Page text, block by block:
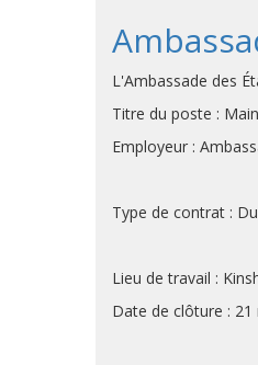
L'Ambassade des
Titre du poste :
Employeur :
Type de contrat :
Lieu de travail :
Date de clôture : 21